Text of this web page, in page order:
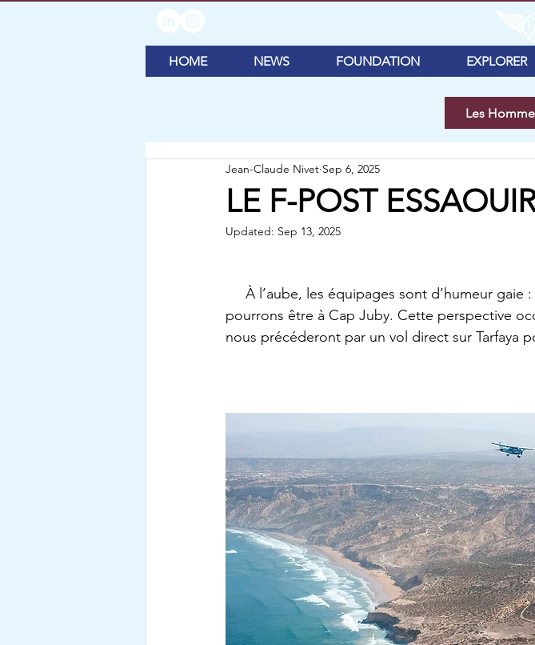
HOME NEWS FOUNDATION EXPLORER
Les
LE F-POST
Jean-Claude Nivet Sep 6, 2025
Updated: Sep 13, 2025
pourrons être à Cap Juby. Cette perspective
nous précéderont par un vol direct sur Tarfaya